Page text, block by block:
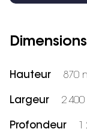
Hauteur 870
Largeur 2
Profondeur